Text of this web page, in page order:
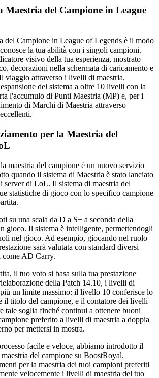
Maestria del Campione in League
del Campione in League of Legends è il modo
la tua abilità con i singoli campioni.
visivo della tua esperienza, mostrato
decorazioni nella schermata di caricamento e
viaggio attraverso i livelli di maestria,
del sistema a oltre 10 livelli con la
l'accumulo di Punti Maestria (MP) e, per i
di Marchi di Maestria attraverso
per la Maestria del
maestria del campione è un nuovo servizio
quando il sistema di Maestria è stato lanciato
server di LoL. Il sistema di maestria del
statistiche di gioco con lo specifico campione
su una scala da D a S+ a seconda della
gioco. Il sistema è intelligente, permettendogli
nel gioco. Ad esempio, giocando nel ruolo
sarà valutata con standard diversi
come AD Carry.
il tuo voto si basa sulla tua prestazione
della Patch 14.10, i livelli di
un limite massimo: il livello 10 conferisce lo
il titolo del campione, e il contatore dei livelli
tale soglia finché continui a ottenere buoni
preferito a livelli di maestria a doppia
per mettersi in mostra.
facile e veloce, abbiamo introdotto il
del campione su BoostRoyal.
per la maestria dei tuoi campioni preferiti
velocemente i livelli di maestria del tuo